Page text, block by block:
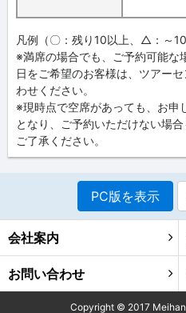
凡例（〇：残り10以上、△：～10
※満席の場合でも、ご予約可能な
日をご希望のお客様は、ツアー
わせください。
※現時点で空席があっても、お申
となり、ご予約いただけない場
ご了承ください。
PC版を表示
会社案内
お問い合わせ
Copyright © 2017